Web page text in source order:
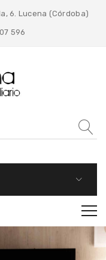
6. Lucena (Córdoba)
596